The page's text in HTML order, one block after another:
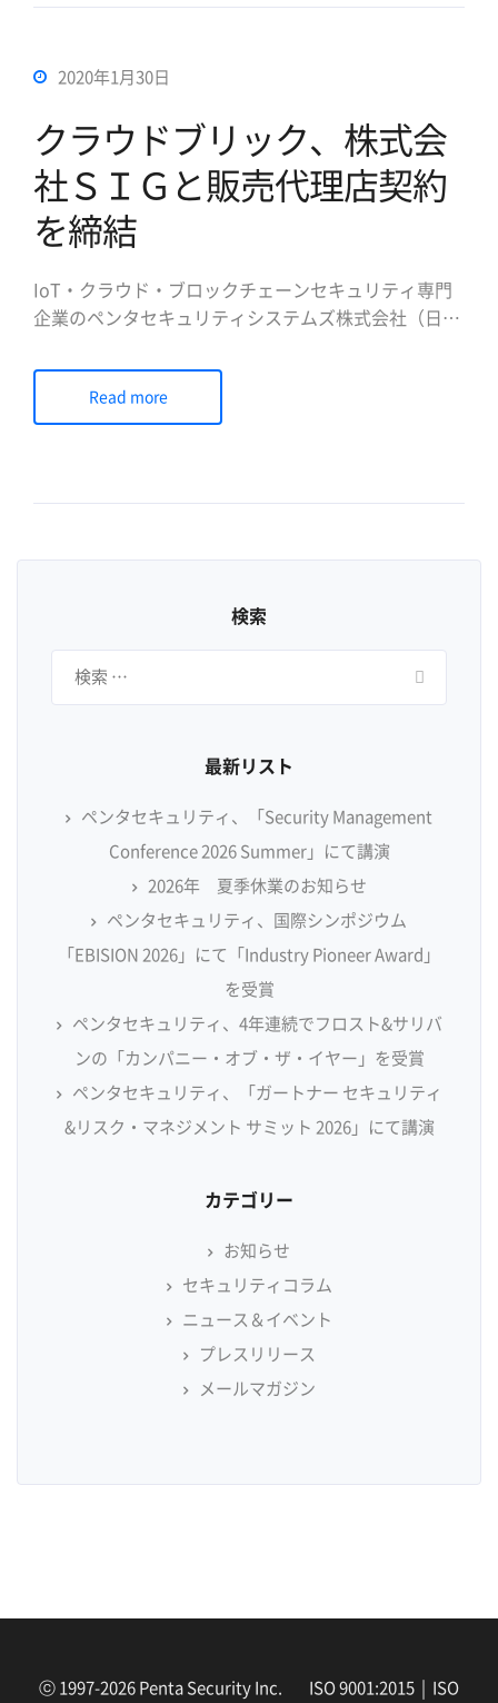
2020年1月30日
クラウドブリック、株式会
社ＳＩＧと販売代理店契約
を締結
IoT・クラウド・ブロックチェーンセキュリティ専門
企業のペンタセキュリティシステムズ株式会社（日本
https://www.pentasecurity.co.jp、以下ペンタセキュ
リティ、韓国本社、ヒューストン/米国法人） は、ク
ラウド型WAF「クラウドブリック（Cloudbric）」の
Read more
検索
最新リスト
ペンタセキュリティ、「Security Management
Conference 2026 Summer」にて講演
2026年 夏季休業のお知らせ
ペンタセキュリティ、国際シンポジウム
「EBISION 2026」にて「Industry Pioneer Award」
を受賞
ペンタセキュリティ、4年連続でフロスト&サリバ
ンの「カンパニー・オブ・ザ・イヤー」を受賞
ペンタセキュリティ、「ガートナー セキュリティ
&リスク・マネジメント サミット 2026」にて講演
カテゴリー
お知らせ
セキュリティコラム
ニュース＆イベント
プレスリリース
メールマガジン
ⓒ 1997-2026 Penta Security Inc. ISO 9001:2015 | ISO